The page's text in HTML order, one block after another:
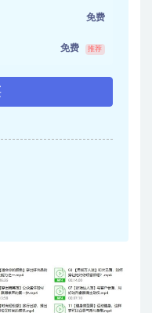
免费
免费 推荐